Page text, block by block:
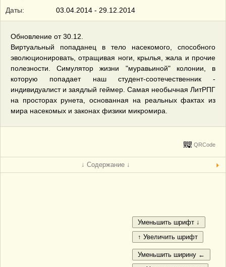
Даты:
03.04.2014 - 29.12.2014
Обновление от 30.12.
Виртуальный попаданец в тело насекомого, способного
эволюционировать, отращивая ноги, крылья, жала и прочие
полезности. Симулятор жизни "муравьиной" колонии, в
которую попадает наш студент-соотечественник -
индивидуалист и заядлый геймер. Самая необычная ЛитРПГ
на просторах рунета, основанная на реальных фактах из
мира насекомых и законах физики микромира.
QRCode
↓ Содержание ↓